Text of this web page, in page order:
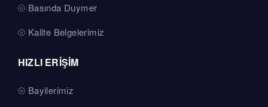
Basında Duymer
Kalite Belgelerimiz
HIZLI ERİŞİM
Bayilerimiz